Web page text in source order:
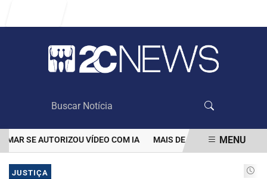
SE AUTORIZOU VÍDEO COM IA MAIS DE 100 MIL CLIENTES
EM ALTA
MENU
JUSTIÇA